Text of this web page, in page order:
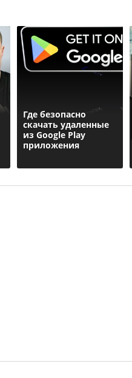
Где безопасно
скачать удаленные
из Google Play
приложения